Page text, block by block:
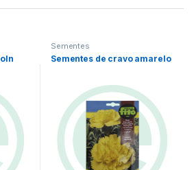
Sementes
Sementes de cravo amarelo